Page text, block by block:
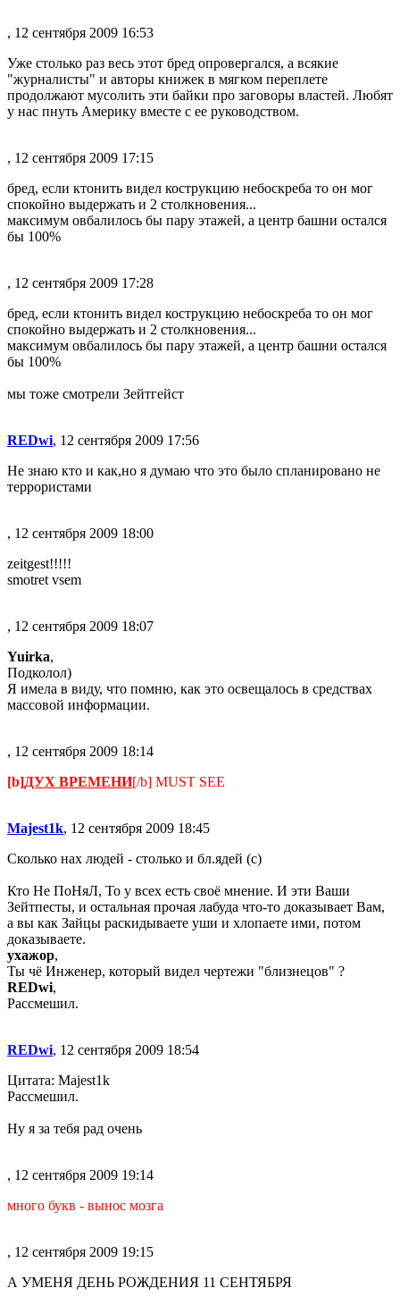
, 12 сентября 2009 16:53
Уже столько раз весь этот бред опровергался, а всякие
"журналисты" и авторы книжек в мягком переплете
продолжают мусолить эти байки про заговоры властей. Любят
у нас пнуть Америку вместе с ее руководством.
, 12 сентября 2009 17:15
бред, если ктонить видел кострукцию небоскреба то он мог
спокойно выдержать и 2 столкновения...
максимум овбалилось бы пару этажей, а центр башни остался
бы 100%
, 12 сентября 2009 17:28
бред, если ктонить видел кострукцию небоскреба то он мог
спокойно выдержать и 2 столкновения...
максимум овбалилось бы пару этажей, а центр башни остался
бы 100%
мы тоже смотрели Зейтгейст
REDwi, 12 сентября 2009 17:56
Не знаю кто и как,но я думаю что это было спланировано не
террористами
, 12 сентября 2009 18:00
zeitgest!!!!!
smotret vsem
, 12 сентября 2009 18:07
Yuirka,
Подколол)
Я имела в виду, что помню, как это освещалось в средствах
массовой информации.
, 12 сентября 2009 18:14
[b]ДУХ ВРЕМЕНИ[/b] MUST SEE
Majest1k, 12 сентября 2009 18:45
Сколько нах людей - столько и бл.ядей (с)
Кто Не ПоНяЛ, То у всех есть своё мнение. И эти Ваши
Зейтпесты, и остальная прочая лабуда что-то доказывает Вам,
а вы как Зайцы раскидываете уши и хлопаете ими, потом
доказываете.
ухажор,
Ты чё Инженер, который видел чертежи "близнецов" ?
REDwi,
Рассмешил.
REDwi, 12 сентября 2009 18:54
Цитата: Majest1k
Рассмешил.
Ну я за тебя рад очень
, 12 сентября 2009 19:14
много букв - вынос мозга
, 12 сентября 2009 19:15
А УМЕНЯ ДЕНЬ РОЖДЕНИЯ 11 СЕНТЯБРЯ